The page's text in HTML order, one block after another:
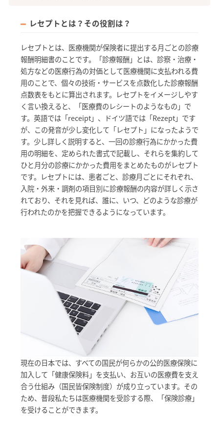
レセプトとは？その役割は？
レセプトとは、医療機関が保険者に提出する月ごとの診療
報酬明細書のことです。「診療報酬」とは、診察・治療・
処方などの医療行為の対価として医療機関に支払われる費
用のことで、個々の技術・サービスを点数化した診療報酬
点数表をもとに算出されます。レセプトをイメージしやす
く言い換えると、「医療費のレシートのようなもの」で
す。英語では「receipt」、ドイツ語では「Rezept」です
が、この発音が少し変化して「レセプト」になったようで
す。少し詳しく説明すると、一回の診療行為にかかった費
用の明細を、定められた書式で記載し、それらを集約して
ひと月分の診療にかかった費用をまとめたものがレセプト
です。レセプトには、患者ごと、診療月ごとにそれぞれ、
入院・外来・調剤の項目別に診療報酬の内容が詳しく示さ
れており、それを見れば、誰に、いつ、どのような診療が
行われたのかを把握できるようになっています。
現在の日本では、すべての国民が何らかの公的医療保険に
加入して「健康保険料」を支払い、お互いの医療費を支え
合う仕組み（国民皆保険制度）が成り立っています。その
ため、普段私たちは医療機関を受診する際、「保険診療」
を受けることができます。